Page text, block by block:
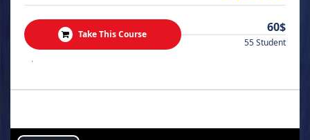
Take This Course 60$
55 Student
.